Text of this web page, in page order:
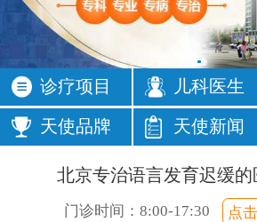
中
按症状
活动过多 频繁眨眼
发育落
成绩差
诊疗项目 儿科医生
天使品牌 天使新闻
北京专治语言发育迟缓
门诊时间：8:00-17:30 点